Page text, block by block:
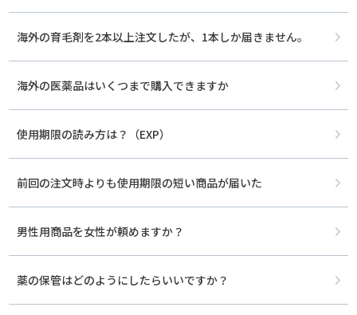
海外の育毛剤を2本以上注文したが、1本しか届きません。
海外の医薬品はいくつまで購入できますか
使用期限の読み方は？（EXP）
前回の注文時よりも使用期限の短い商品が届いた
男性用商品を女性が頼めますか？
薬の保管はどのようにしたらいいですか？